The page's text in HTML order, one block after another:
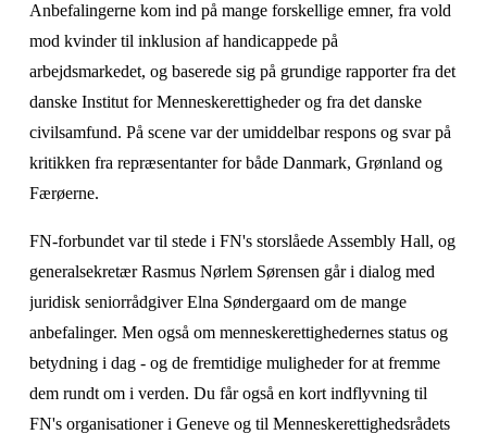
Anbefalingerne kom ind på mange forskellige emner, fra vold
mod kvinder til inklusion af handicappede på
arbejdsmarkedet, og baserede sig på grundige rapporter fra det
danske Institut for Menneskerettigheder og fra det danske
civilsamfund. På scene var der umiddelbar respons og svar på
kritikken fra repræsentanter for både Danmark, Grønland og
Færøerne.
FN-forbundet var til stede i FN's storslåede Assembly Hall, og
generalsekretær Rasmus Nørlem Sørensen går i dialog med
juridisk seniorrådgiver Elna Søndergaard om de mange
anbefalinger. Men også om menneskerettighedernes status og
betydning i dag - og de fremtidige muligheder for at fremme
dem rundt om i verden. Du får også en kort indflyvning til
FN's organisationer i Geneve og til Menneskerettighedsrådets